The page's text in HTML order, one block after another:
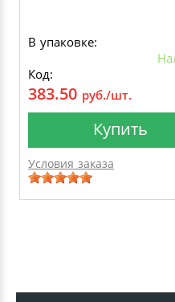
В упаковке:
Код:
383.50 руб./шт.
Купить
Условия заказа